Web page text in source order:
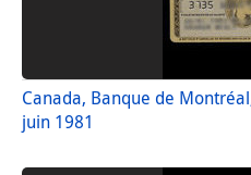
Canada, Banque de
juin 1981